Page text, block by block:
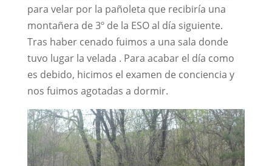
para velar por la pañoleta que recibiría una
montañera de 3º de la ESO al día siguiente.
Tras haber cenado fuimos a una sala donde
tuvo lugar la velada . Para acabar el día como
es debido, hicimos el examen de conciencia y
nos fuimos agotadas a dormir.